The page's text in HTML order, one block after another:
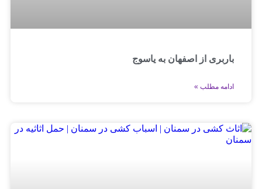
باربری از اصفهان به یاسوج
ادامه مطلب »